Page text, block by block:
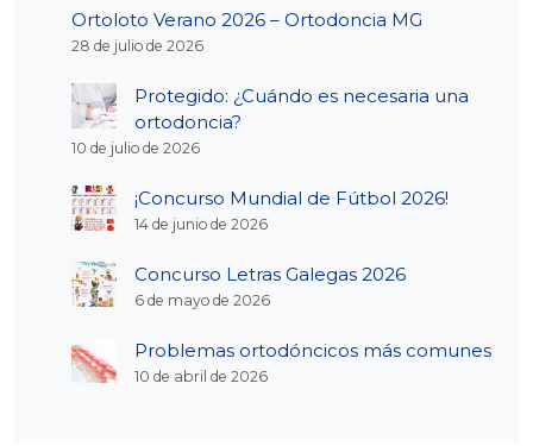
Ortoloto Verano 2026 – Ortodoncia MG
28 de julio de 2026
Protegido: ¿Cuándo es necesaria una
ortodoncia?
10 de julio de 2026
¡Concurso Mundial de Fútbol 2026!
14 de junio de 2026
Concurso Letras Galegas 2026
6 de mayo de 2026
Problemas ortodóncicos más comunes
10 de abril de 2026